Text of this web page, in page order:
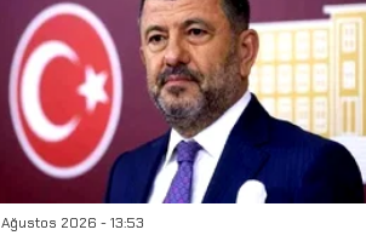
2026 - 13:53